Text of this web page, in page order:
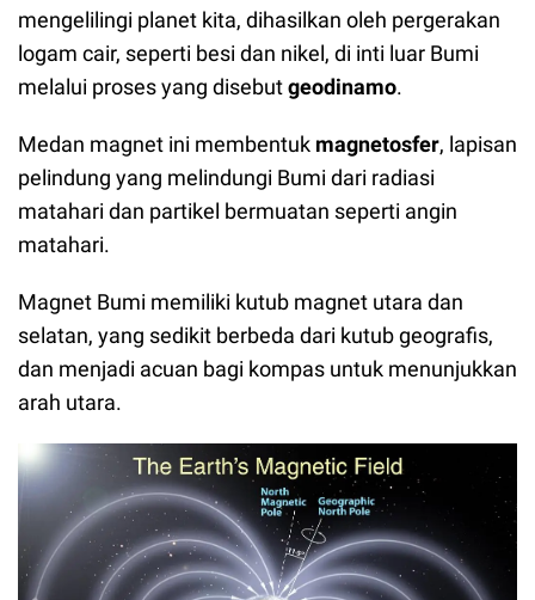
mengelilingi planet kita, dihasilkan oleh pergerakan
logam cair, seperti besi dan nikel, di inti luar Bumi
melalui proses yang disebutgeodinamo.
Medan magnet ini membentuk magnetosfer, lapisan
pelindung yang melindungi Bumi dari radiasi
matahari dan partikel bermuatan seperti angin
matahari.
Magnet Bumi memiliki kutub magnet utara dan
selatan, yang sedikit berbeda dari kutub geografis,
dan menjadi acuan bagi kompas untuk menunjukkan
arah utara.